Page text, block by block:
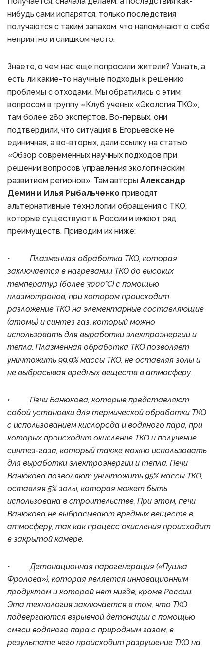
нибудь сами испарятся, только последствия
получаются с таким запахом, что напоминают о себе
неприятно и слишком часто.
Знаете, о чем нас еще попросили жители? Узнать, а
есть ли какие-то научные подходы к решению
проблемы с отходами. Мы обратились с этим
вопросом в группу «Клуб ученых «Экология.ТКО»,
там более 280 экспертов. Во-первых, они
подтвердили, что ситуация в Егорьевске не
единичная, а во-вторых, дали ссылку на статью
«Обзор современных научных подходов при
решении вопросов управления экологическим
развитием регионов». Там авторы Александр
Демин и Илья Рыбальченко приводят
альтернативные технологии обращения с ТКО,
которые существуют в России и имеют ряд
преимуществ. Приводим их ниже:
• Плазменная обработка ТКО, которая
заключается в нагревании ТКО до высоких
температур (более 3000°C) с помощью
плазмотронов, при котором происходит
разложение ТКО на элементарные составляющие
(атомы) и синтез газ, который можно
использовать для выработки электроэнергии и
тепла. Плазменная обработка ТКО позволяет
уничтожить 99,9% массы ТКО, не оставляя золы и
не выбрасывая вредных веществ в атмосферу.
• Печи Ванюкова, которые представляют
собой установки для термической обработки ТКО
с использованием кислорода и водяного пара, при
которых происходит окисление ТКО и получение
синтез-газа, который также можно использовать
для выработки электроэнергии и тепла. Печи
Ванюкова позволяют уничтожить 95% массы ТКО,
оставляя 5% золы, которая может быть
использована в строительстве. При этом, печи
Ванюкова не выбрасывают вредных веществ в
атмосферу, так как процесс окисления происходит
в закрытой камере.
• Детонационная парогенерация («Пушка
Фролова»), которая является инновационным
продуктом и которой нет нигде, кроме России.
Эта технология заключается в том, что ТКО
подвергаются взрывной детонации с помощью
смеси водяного пара с природным газом, в
результате чего происходит разрушение ТКО на